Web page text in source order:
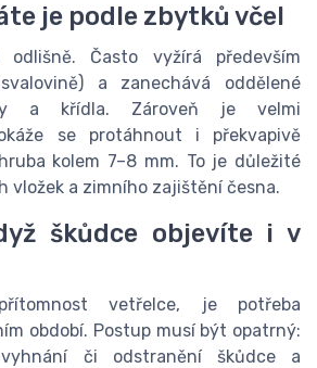
je podle zbytků včel
Často vyžírá především
a zanechává oddělené
a křídla. Zároveň je velmi
se protáhnout i překvapivě
kolem 7–8 mm. To je důležité
vložek a zimního zajištění česna.
škůdce objevíte i v
vetřelce, je potřeba
období. Postup musí být opatrný:
či odstranění škůdce a